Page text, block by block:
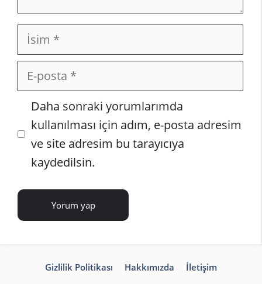
İsim
posta
İnternet
sitesi
Daha sonraki yorumlarımda
kullanılması için adım, e-posta adresim
ve site adresim bu tarayıcıya
kaydedilsin.
Gizlilik Politikası Hakkımızda
İletişim